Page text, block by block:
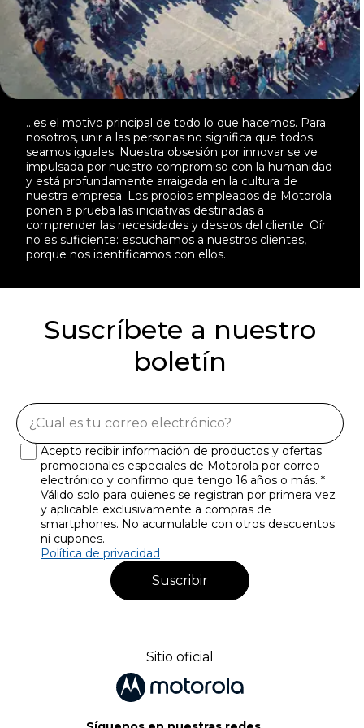
...es el motivo principal de todo lo que hacemos. Para
nosotros, unir a las personas no significa que todos
seamos iguales. Nuestra obsesión por innovar se ve
impulsada por nuestro compromiso con la humanidad
y está profundamente arraigada en la cultura de
nuestra empresa. Los propios empleados de Motorola
ponen a prueba las iniciativas destinadas a
comprender las necesidades y deseos del cliente. Oír
no es suficiente: escuchamos a nuestros clientes,
porque nos identificamos con ellos.
Suscríbete a nuestro
boletín
Suscribir
Acepto recibir información de productos y ofertas
promocionales especiales de Motorola por correo
electrónico y confirmo que tengo 16 años o más. *
Válido solo para quienes se registran por primera vez
y aplicable exclusivamente a compras de
smartphones. No acumulable con otros descuentos
ni cupones.
Política de privacidad
Sitio oficial